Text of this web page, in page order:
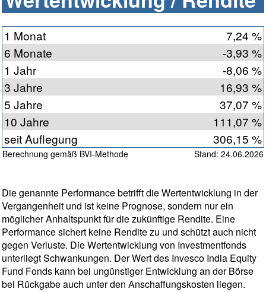
1 Monat
7,24 %
6 Monate
-3,93 %
1 Jahr
-8,06 %
3 Jahre
16,93 %
5 Jahre
37,07 %
10 Jahre
111,07 %
seit Auflegung
306,15 %
Berechnung gemäß BVI-Methode Stand: 24.06.2026
Die genannte Performance betrifft die Wertentwicklung in der
Vergangenheit und ist keine Prognose, sondern nur ein
möglicher Anhaltspunkt für die zukünftige Rendite. Eine
Performance sichert keine Rendite zu und schützt auch nicht
gegen Verluste. Die Wertentwicklung von Investmentfonds
unterliegt Schwankungen. Der Wert des Invesco India Equity
Fund Fonds kann bei ungünstiger Entwicklung an der Börse
bei Rückgabe auch unter den Anschaffungskosten liegen.